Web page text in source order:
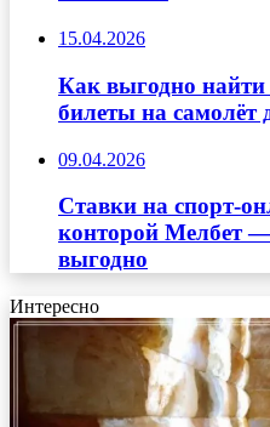
15.04.2026
Как выгодно
билеты на самолёт
09.04.2026
Ставки на спорт-
конторой Мелбет
выгодно
Интересно